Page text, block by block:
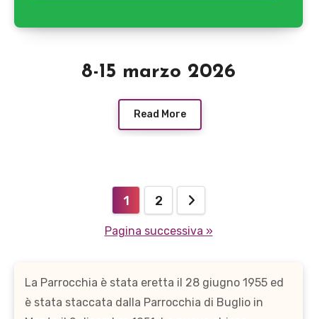
8-15 marzo 2026
Read More
Paginazione
1 2
Pagina successiva »
La Parrocchia è stata eretta il 28 giugno 1955 ed
è stata staccata dalla Parrocchia di Buglio in